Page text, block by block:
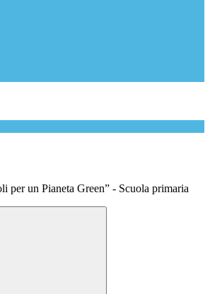
per un Pianeta Green” - Scuola primaria